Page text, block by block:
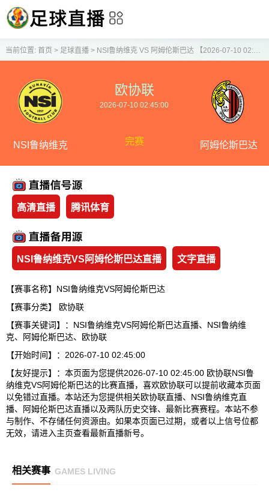
当前位置: 首页 > 足球直播> NSI鲁纳维克 VS 阿姆伦斯巴达 【2026-07-10 02:45:00】
NSI鲁纳维克
欧协联
2026-07-10 02:45:00
完赛 阿姆伦斯巴达
高清直播 腾讯体育
NSI鲁纳维克VS阿姆伦斯巴达直播 文字直播
【赛事名称】NSI鲁纳维克VS阿姆伦斯巴达
【赛事分类】
欧协联
【赛事关键词】：NSI鲁纳维克VS阿姆伦斯巴达直播、NSI鲁纳维
克、阿姆伦斯巴达、欧协联
【开始时间】：2026-07-10 02:45:00
【友好提示】：本页面为您提供2026-07-10 02:45:00 欧协联NSI鲁
纳维克VS阿姆伦斯巴达的比赛直播，喜欢欧协联可以提前收藏本页面
以免错过直播。本站还为您提供相关欧协联直播、NSI鲁纳维克直
播、阿姆伦斯巴达直播以及两队历史交锋、最新比赛赛程。本站不参
与制作、不存储任何资源由。如果本页面已过期，或者以上信号位都
无效，请进入主页查看最新直播新号。
相关赛事 GAMES LIVING